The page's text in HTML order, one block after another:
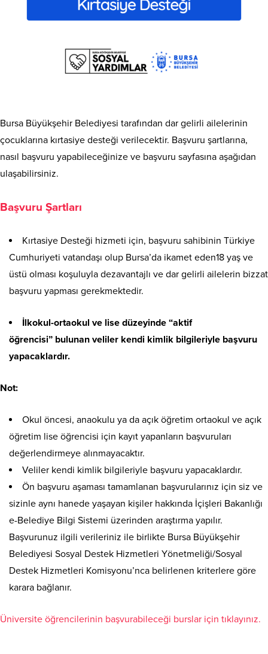
Bursa Büyükşehir Belediyesi tarafından dar gelirli ailelerinin
çocuklarına kırtasiye desteği verilecektir. Başvuru şartlarına,
nasıl başvuru yapabileceğinize ve başvuru sayfasına aşağıdan
ulaşabilirsiniz.
Başvuru Şartları
Kırtasiye Desteği hizmeti için, başvuru sahibinin Türkiye
Cumhuriyeti vatandaşı olup Bursa’da ikamet eden18 yaş ve
üstü olması koşuluyla dezavantajlı ve dar gelirli ailelerin bizzat
başvuru yapması gerekmektedir.
İlkokul-ortaokul ve lise düzeyinde “aktif
öğrencisi” bulunan veliler kendi kimlik bilgileriyle başvuru
yapacaklardır.
Not:
Okul öncesi, anaokulu ya da açık öğretim ortaokul ve açık
öğretim lise öğrencisi için kayıt yapanların başvuruları
değerlendirmeye alınmayacaktır.
Veliler kendi kimlik bilgileriyle başvuru yapacaklardır.
Ön başvuru aşaması tamamlanan başvurularınız için siz ve
sizinle aynı hanede yaşayan kişiler hakkında İçişleri Bakanlığı
e-Belediye Bilgi Sistemi üzerinden araştırma yapılır.
Başvurunuz ilgili verileriniz ile birlikte Bursa Büyükşehir
Belediyesi Sosyal Destek Hizmetleri Yönetmeliği/Sosyal
Destek Hizmetleri Komisyonu’nca belirlenen kriterlere göre
karara bağlanır.
Üniversite öğrencilerinin başvurabileceği burslar için tıklayınız.